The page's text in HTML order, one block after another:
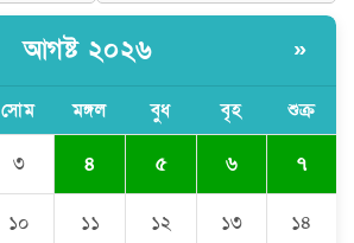
কুমিল্লা প্রেসক্লাবে তিন সাবেক সভাপতিকে
জলবায়ু পরিবর্তনের বিরূপ প্রভাব
মোকাবেলায়, বৃক্ষ রোপণ কর্মসূচি।
আগষ্ট ২০২৬ »
সোম মঙ্গল বুধ বৃহ শুক্র
৩ ৪ ৫ ৬ ৭
১০ ১১ ১২ ১৩ ১৪